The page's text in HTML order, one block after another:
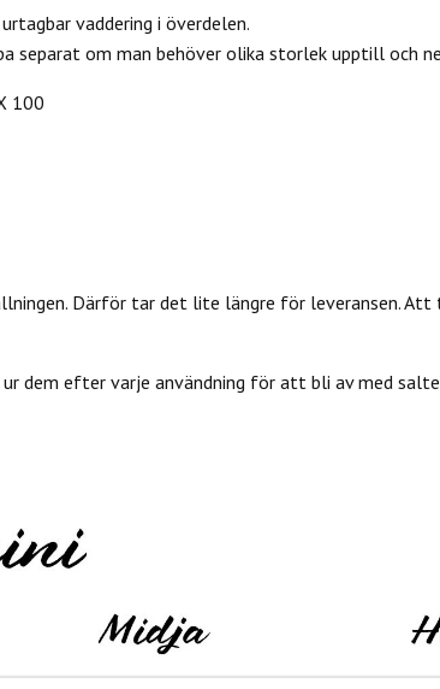
vaddering i överdelen.
separat om man behöver olika storlek upptill och
100
Därför tar det lite längre för leveransen.
dem efter varje användning för att bli av med